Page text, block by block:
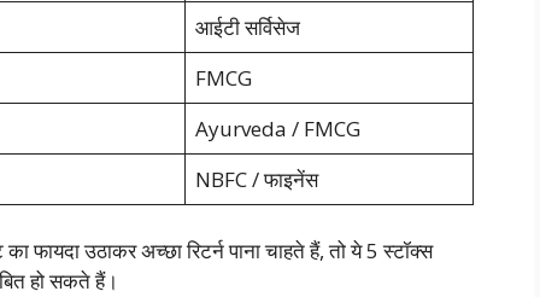
आईटी सर्विसेज
FMCG
Ayurveda / FMCG
NBFC / फाइनेंस
फायदा उठाकर अच्छा रिटर्न पाना चाहते हैं, तो ये 5 स्टॉक्स
हो सकते हैं।